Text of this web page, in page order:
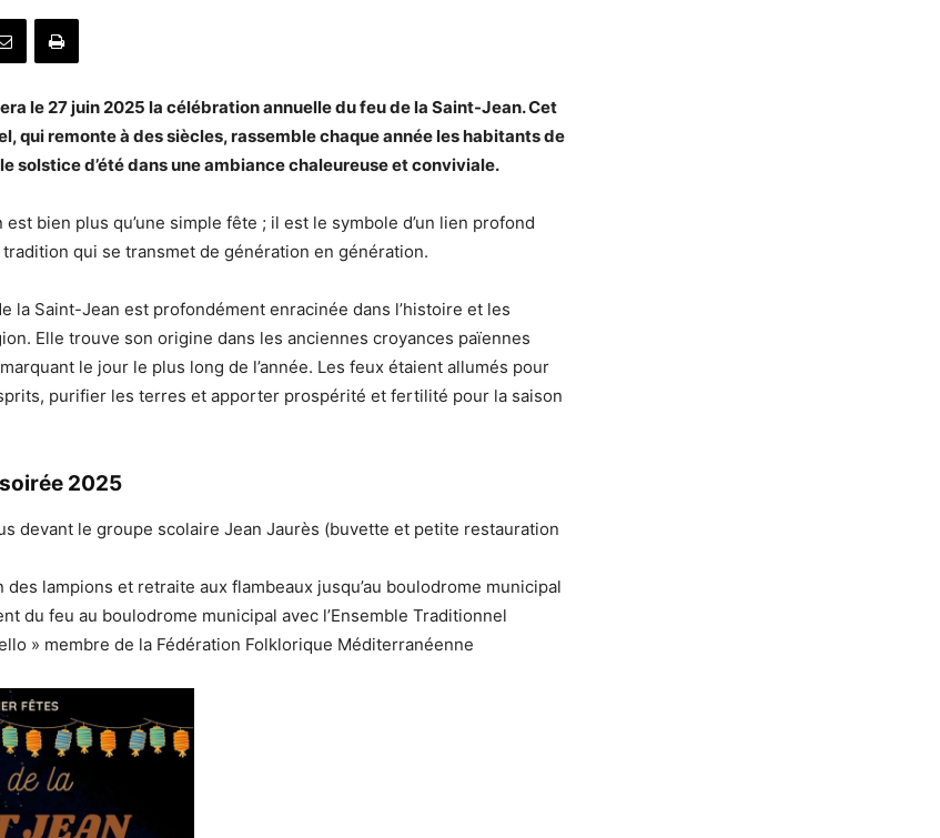
le 27 juin 2025 la célébration annuelle du feu de la Saint-Jean. Cet
qui remonte à des siècles, rassemble chaque année les habitants de
solstice d’été dans une ambiance chaleureuse et conviviale.
bien plus qu’une simple fête ; il est le symbole d’un lien profond
tradition qui se transmet de génération en génération.
la Saint-Jean est profondément enracinée dans l’histoire et les
Elle trouve son origine dans les anciennes croyances païennes
le jour le plus long de l’année. Les feux étaient allumés pour
purifier les terres et apporter prospérité et fertilité pour la saison
2025
devant le groupe scolaire Jean Jaurès (buvette et petite restauration
des lampions et retraite aux flambeaux jusqu’au boulodrome municipal
du feu au boulodrome municipal avec l’Ensemble Traditionnel
» membre de la Fédération Folklorique Méditerranéenne